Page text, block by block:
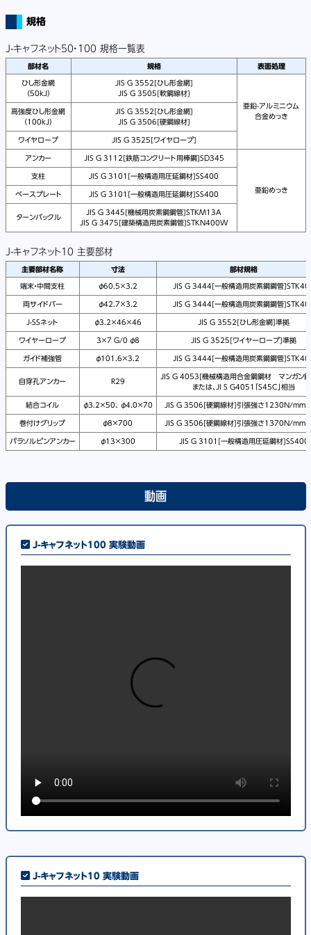
規格
J-キャフネット50・100 規格一覧表
部材名 規格 表面処理
ひし形金網
（50kJ）
JIS G 3552[ひし形金網]
JIS G 3505[軟鋼線材]
亜鉛-アルミニウム
合金めっき
高強度ひし形金網
（100kJ）
JIS G 3552[ひし形金網]
JIS G 3506[硬鋼線材]
ワイヤロープ JIS G 3525[ワイヤロープ]
アンカー JIS G 3112[鉄筋コンクリート用棒鋼]SD345
亜鉛めっき
支柱 JIS G 3101[一般構造用圧延鋼材]SS400
ベースプレート JIS G 3101[一般構造用圧延鋼材]SS400
ターンバックル
JIS G 3445[機械用炭素鋼鋼管]STKM13A
JIS G 3475[建築構造用炭素鋼管]STKN400W
J-キャフネット10 主要部材
主要部材名称 寸法 部材規格
端末・中間支柱 φ60.5×3.2 JIS G 3444[一般構造用炭素鋼鋼管
両サイドバー φ42.7×3.2 JIS G 3444[一般構造用炭素鋼鋼管
J-SSネット φ3.2×46×46 JIS G 3552[ひし形金網]準拠
ワイヤーロープ 3×7 G/0 φ8 JIS G 3525[ワイヤーロープ]準拠
ガイド補強管 φ101.6×3.2 JIS G 3444[一般構造用炭素鋼鋼管
自穿孔アンカー R29
JIS G 4053[機械構造用合金鋼鋼材 マンガン
または、JI S G4051「S45C」相当
結合コイル φ3.2×50、 φ4.0×70 JIS G 3506[硬鋼線材]引張強さ1230N/mm2
巻付けグリップ φ8×700 JIS G 3506[硬鋼線材]引張強さ1370N/mm2
パラソルピンアンカー φ13×300 JIS G 3101[一般構造用圧延鋼材]SS400
動画
J-キャフネット100 実験動画
J-キャフネット10 実験動画